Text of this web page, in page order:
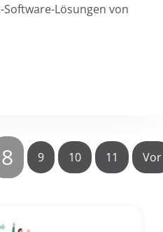
Lösungen von
8 9 10 11 Vor